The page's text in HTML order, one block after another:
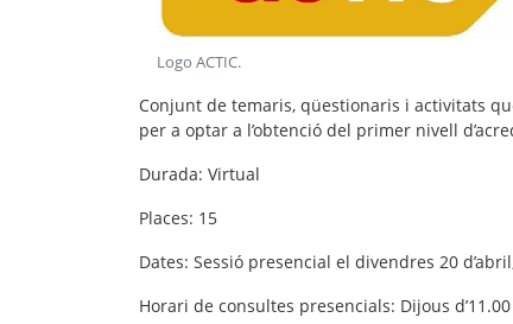
Logo ACTIC.
Conjunt de temaris, qüestionaris i activitats
per a optar a l’obtenció del primer nivell
Durada: Virtual
Places: 15
Dates: Sessió presencial el divendres 20
Horari de consultes presencials: Dijous